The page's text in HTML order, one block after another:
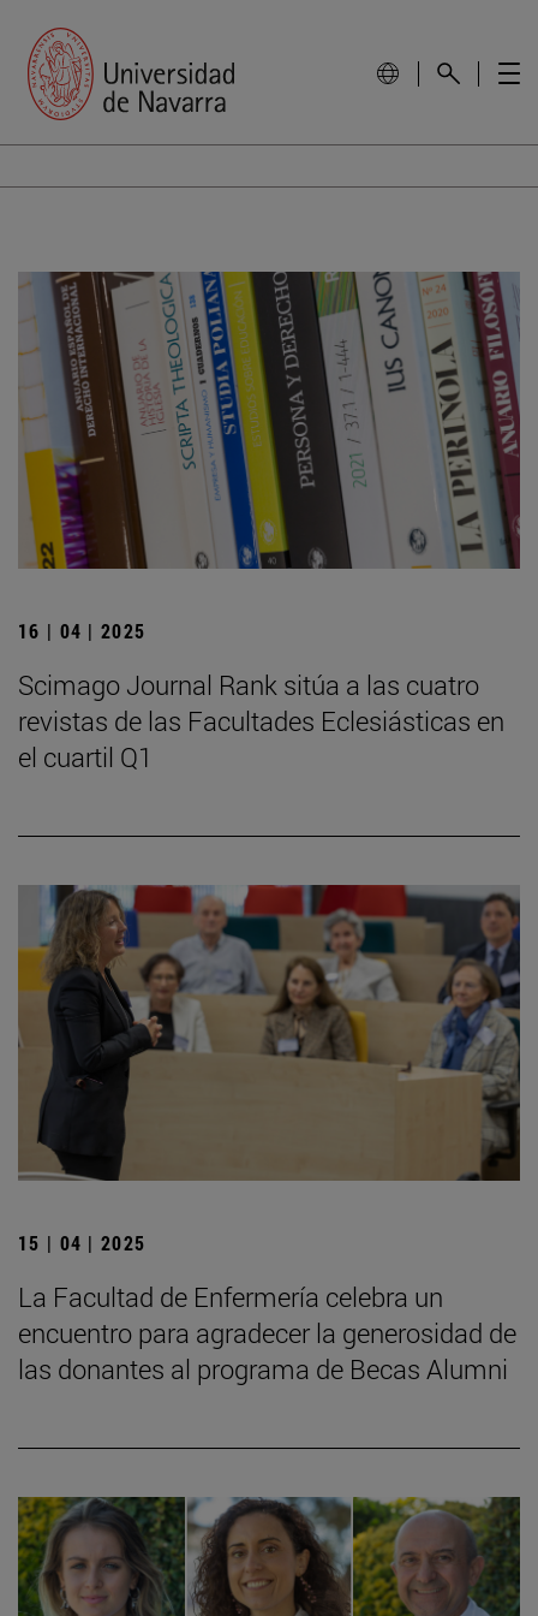
16 | 04 | 2025
Scimago Journal Rank sitúa a las cuatro
revistas de las Facultades Eclesiásticas en
el cuartil Q1
15 | 04 | 2025
La Facultad de Enfermería celebra un
encuentro para agradecer la generosidad de
las donantes al programa de Becas Alumni